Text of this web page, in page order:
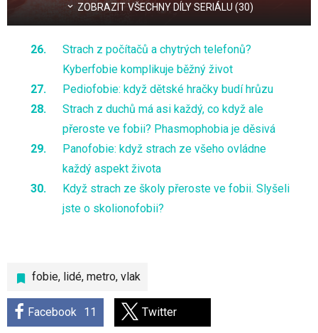
ZOBRAZIT VŠECHNY DÍLY SERIÁLU (30)
Strach z počítačů a chytrých telefonů?
Kyberfobie komplikuje běžný život
Pediofobie: když dětské hračky budí hrůzu
Strach z duchů má asi každý, co když ale
přeroste ve fobii? Phasmophobia je děsivá
Panofobie: když strach ze všeho ovládne
každý aspekt života
Když strach ze školy přeroste ve fobii. Slyšeli
jste o skolionofobii?
fobie, lidé, metro, vlak
Facebook 11 Twitter